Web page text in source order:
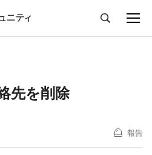
先を削除
報告